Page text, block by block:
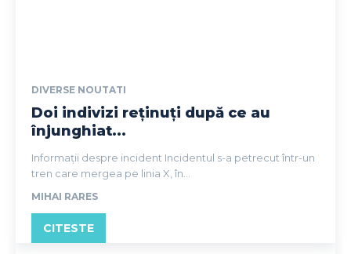
DIVERSE NOUTATI
Doi indivizi reținuți după ce au
înjunghiat...
Informații despre incident Incidentul s-a petrecut într-un
tren care mergea pe linia X, în...
MIHAI RARES
CITESTE